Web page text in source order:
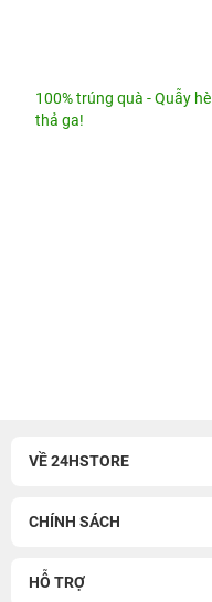
100% trúng quà - Quẫy hè
thả ga!
VỀ 24HSTORE
CHÍNH SÁCH
HỖ TRỢ